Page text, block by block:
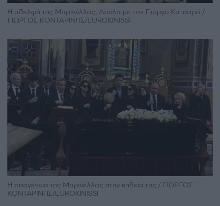
Η αδελφή της Μαρινέλλας, Λούλα με τον Γιώργο Κατσαρό /
ΓΙΩΡΓΟΣ ΚΟΝΤΑΡΙΝΗΣ/EUROKINISSI
Η οικογένεια της Μαρινέλλας στην κηδεία της / ΓΙΩΡΓΟΣ
ΚΟΝΤΑΡΙΝΗΣ/EUROKINISSI